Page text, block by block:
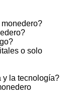
o solo
y la tecnología?